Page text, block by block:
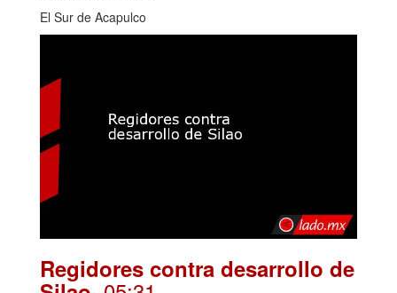
El Sur de Acapulco
Regidores contra desarrollo de